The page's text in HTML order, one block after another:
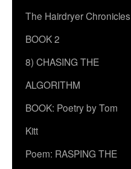
The Hairdryer Chronicles
BOOK 2
8) CHASING THE
ALGORITHM
BOOK: Poetry by Tom
Kitt
Poem: RASPING THE